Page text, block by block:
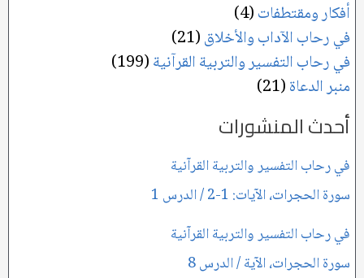
أفكار ومقتطفات(4)
في رحاب الآداب والأخلاق(21)
في رحاب التفسير والتربية القرآنية(199)
منبر الدعاة(21)
أحدث المنشورات
في رحاب التفسير والتربية القرآنية
سورة الحجرات، الآيات: 1-2 / الدرس 1
في رحاب التفسير والتربية القرآنية
سورة الحجرات، الآية / الدرس 8